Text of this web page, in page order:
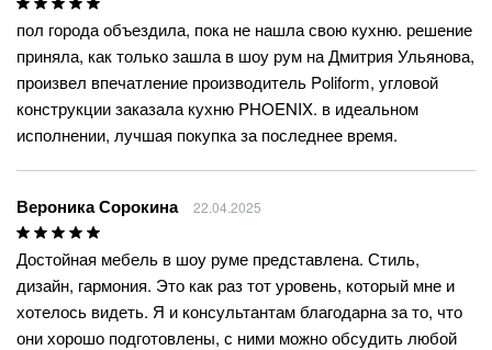
пол города объездила, пока не нашла свою кухню. решение
приняла, как только зашла в шоу рум на Дмитрия Ульянова,
произвел впечатление производитель Poliform, угловой
конструкции заказала кухню PHOENIX. в идеальном
исполнении, лучшая покупка за последнее время.
Вероника Сорокина 22.04.2025
Достойная мебель в шоу руме представлена. Стиль,
дизайн, гармония. Это как раз тот уровень, который мне и
хотелось видеть. Я и консультантам благодарна за то, что
они хорошо подготовлены, с ними можно обсудить любой